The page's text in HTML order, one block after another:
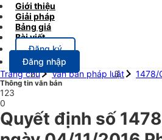
Giới thiệu
Giải pháp
Bảng giá
Bài viết
Đăng ký
Đăng nhập
Trang chủ
Văn bản pháp luật 1478/
Thông tin văn bản
123
0
Quyết định số